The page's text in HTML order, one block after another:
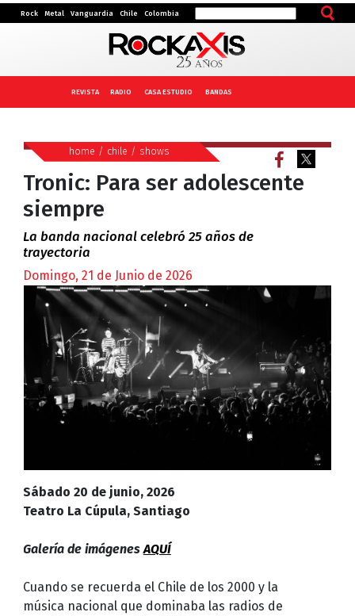
Rock Metal Vanguardia Chile Colombia
REVISTA RADIO CASA ESTUDIO BANDAS
home / chile / shows
Tronic: Para ser adolescente
siempre
La banda nacional celebró 25 años de
trayectoria
Domingo, 21 de Junio de 2026
Sábado 20 de junio, 2026
Teatro La Cúpula, Santiago
Galería de imágenesAQUÍ
Cuando se recuerda el Chile de los 2000 y la
música nacional que dominaba las radios de